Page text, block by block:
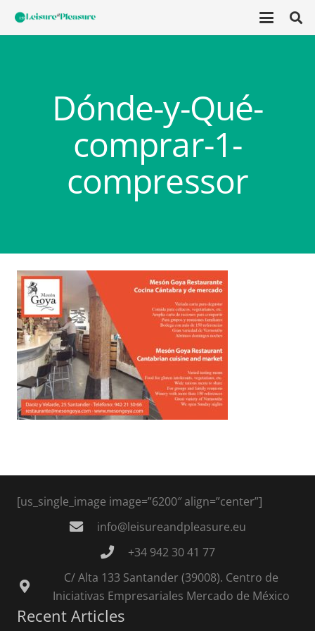
Dónde-y-Qué-
comprar-1-
compressor
[us_single_image image=”6200″ align=”center”]
info@leisureandpleasure.eu
+34 942 30 41 77
C/ Alta 133 Santander (39008). Centro de
Iniciativas Empresariales Mercado de México
Recent Articles